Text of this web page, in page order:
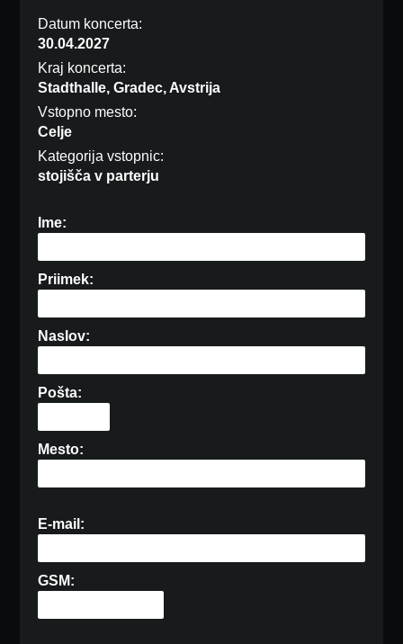
Datum koncerta:
30.04.2027
Kraj koncerta:
Stadthalle, Gradec, Avstrija
Vstopno mesto:
Celje
Kategorija vstopnic:
stojišča v parterju
Ime:
Priimek:
Naslov:
Pošta:
Mesto:
E-mail:
GSM: